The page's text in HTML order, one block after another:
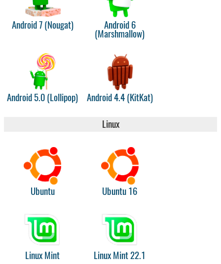
Android 7 (Nougat)
Android 6
(Marshmallow)
Android 5.0 (Lollipop) Android 4.4 (KitKat)
Linux
Ubuntu Ubuntu 16
Linux Mint Linux Mint 22.1